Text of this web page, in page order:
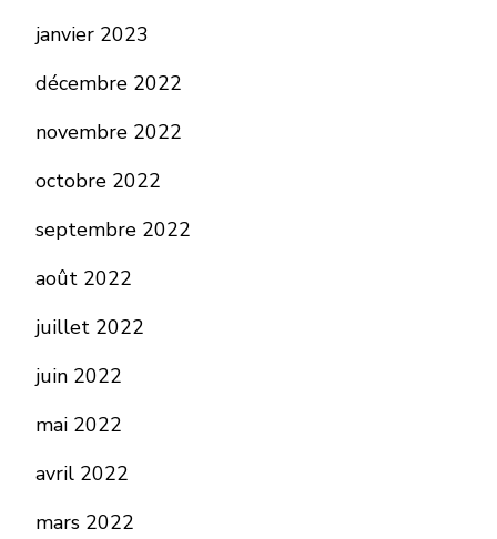
janvier 2023
décembre 2022
novembre 2022
octobre 2022
septembre 2022
août 2022
juillet 2022
juin 2022
mai 2022
avril 2022
mars 2022